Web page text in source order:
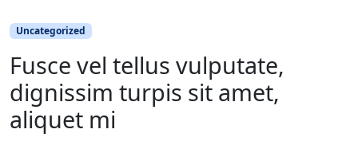
Uncategorized
Fusce vel tellus vulputate,
dignissim turpis sit amet,
aliquet mi